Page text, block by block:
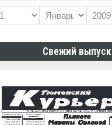
Свежий выпуск